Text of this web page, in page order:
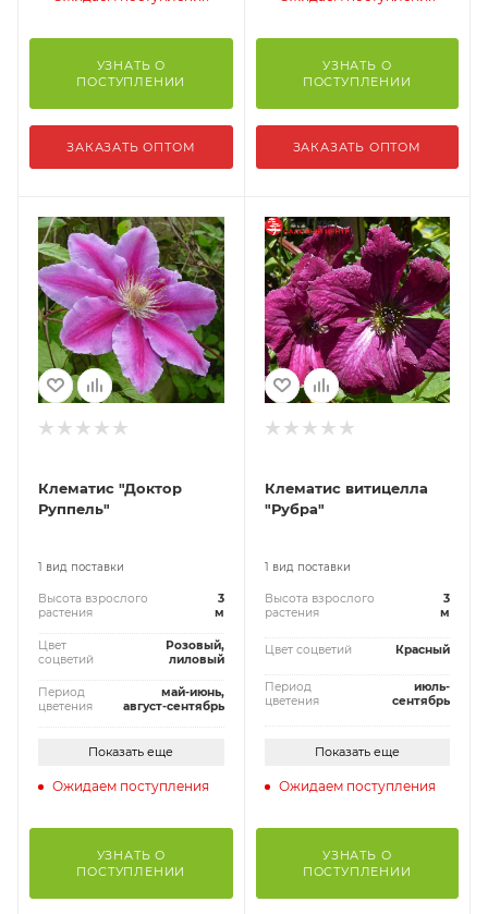
УЗНАТЬ О
ПОСТУПЛЕНИИ
ЗАКАЗАТЬ ОПТОМ
УЗНАТЬ О
ПОСТУПЛЕНИИ
ЗАКАЗАТЬ ОПТОМ
Клематис "Доктор
Руппель"
1 вид поставки
Высота взрослого
растения
3
м
Цвет
соцветий
Розовый,
лиловый
Период
цветения
май-июнь,
август-сентябрь
Показать еще
Ожидаем поступления
УЗНАТЬ О
ПОСТУПЛЕНИИ
Клематис витицелла
"Рубра"
1 вид поставки
Высота взрослого
растения
3
м
Цвет соцветий Красный
Период
цветения
июль-
сентябрь
Показать еще
Ожидаем поступления
УЗНАТЬ О
ПОСТУПЛЕНИИ